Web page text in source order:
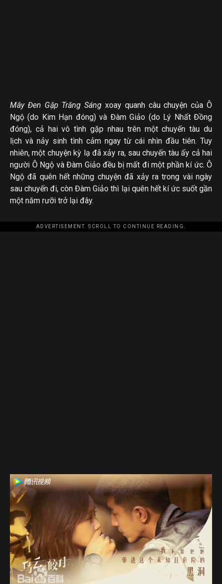
Mây Đen Gặp Trăng Sáng xoay quanh câu chuyện của Ô
Ngộ (do Kim Hạn đóng) và Đàm Giảo (do Lý Nhất Đồng
đóng), cả hai vô tình gặp nhau trên một chuyến tàu du
lịch và nảy sinh tình cảm ngay từ cái nhìn đầu tiên. Tuy
nhiên, một chuyện kỳ lạ đã xảy ra, sau chuyến tàu ấy cả hai
người Ô Ngộ và Đàm Giảo đều bị mất đi một phần kí ức. Ô
Ngộ đã quên hết những chuyện đã xảy ra trong vài ngày
sau chuyến đi, còn Đàm Giảo thì lại quên hết kí ức suốt gần
một năm rưỡi trở lại đây.
ADVERTISEMENT. SCROLL TO CONTINUE READING.